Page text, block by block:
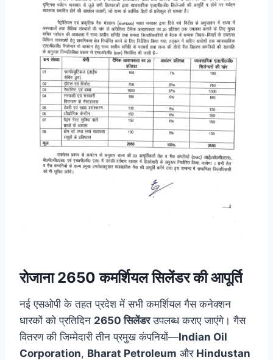
रोजाना 2650 कमर्शियल सिलेंडर की आपूर्ति
नई एसओपी के तहत प्रदेश में सभी कमर्शियल गैस कनेक्शन
धारकों को प्रतिदिन 2650 सिलेंडरउपलब्ध कराए जाएंगे। गैस
वितरण की जिम्मेदारी तीन प्रमुख कंपनियों—Indian Oil
Corporation, Bharat Petroleum और Hindustan